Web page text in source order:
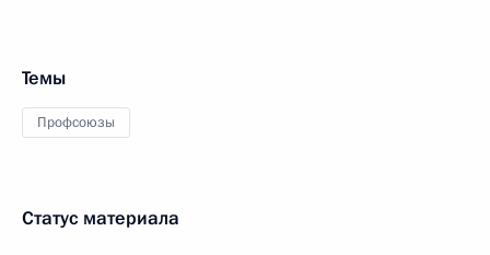
Темы
Профсоюзы
Статус материала